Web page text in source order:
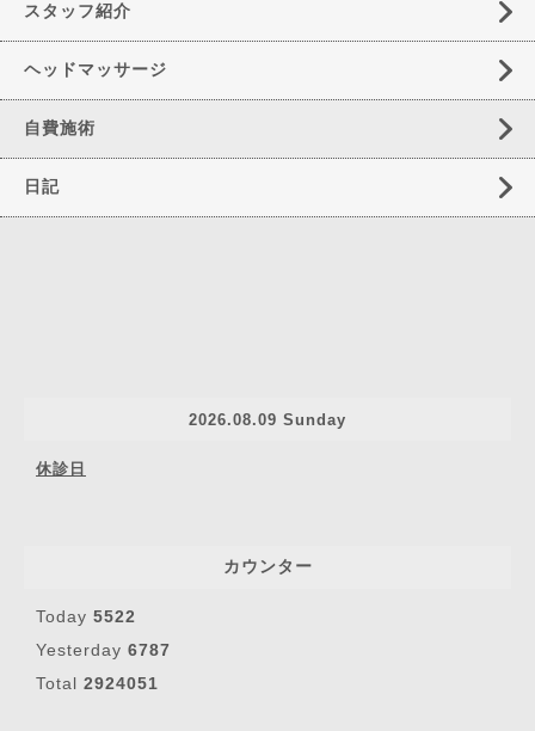
スタッフ紹介
ヘッドマッサージ
自費施術
日記
2026.08.09 Sunday
休診日
カウンター
Today 5522
Yesterday 6787
Total 2924051